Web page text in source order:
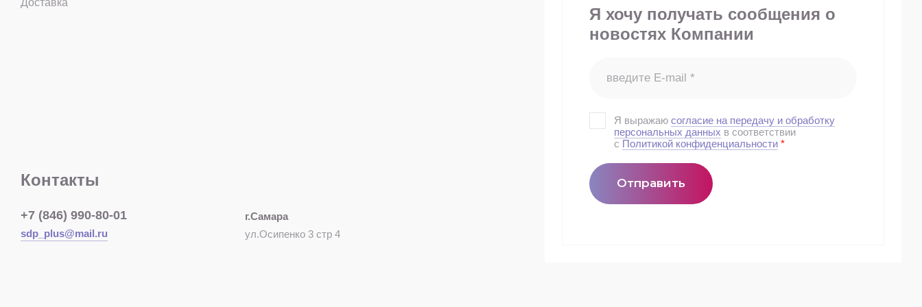
Доставка
Контакты
+7 (846) 990-80-01
sdp_plus@mail.ru
г.Самара
ул.Осипенко 3 стр 4
Я хочу получать сообщения о
новостях Компании
Я выражаю согласие на передачу и обработку
персональных данных в соответствии
с Политикой конфиденциальности *
Отправить